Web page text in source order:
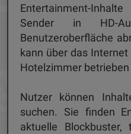
Entertainment-
Sender in HD-
Benutzeroberfläche
kann über das
Hotelzimmer betrieben
Nutzer können
suchen. Sie finden
aktuelle Blockbuster,